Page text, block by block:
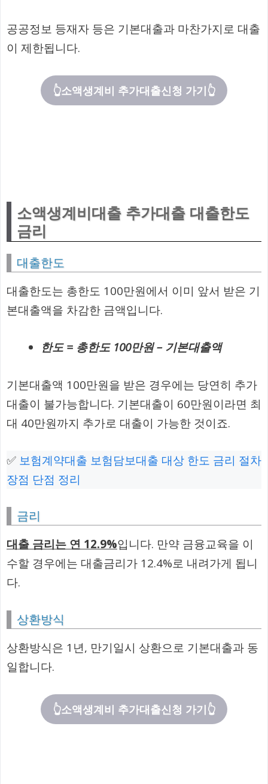
공공정보 등재자 등은 기본대출과 마찬가지로 대출
이 제한됩니다.
👆소액생계비 추가대출신청 가기👆
소액생계비대출 추가대출 대출한도
금리
대출한도
대출한도는 총한도 100만원에서 이미 앞서 받은 기
본대출액을 차감한 금액입니다.
한도 = 총한도 100만원 – 기본대출액
기본대출액 100만원을 받은 경우에는 당연히 추가
대출이 불가능합니다. 기본대출이 60만원이라면 최
대 40만원까지 추가로 대출이 가능한 것이죠.
✅ 보험계약대출 보험담보대출 대상 한도 금리 절차
장점 단점 정리
금리
대출 금리는 연 12.9%입니다. 만약 금융교육을 이
수할 경우에는 대출금리가 12.4%로 내려가게 됩니
다.
상환방식
상환방식은 1년, 만기일시 상환으로 기본대출과 동
일합니다.
👆소액생계비 추가대출신청 가기👆